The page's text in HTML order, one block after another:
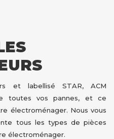
et labellisé STAR, ACM
toutes vos pannes, et ce
électroménager. Nous vous
tous les types de pièces
électroménager.